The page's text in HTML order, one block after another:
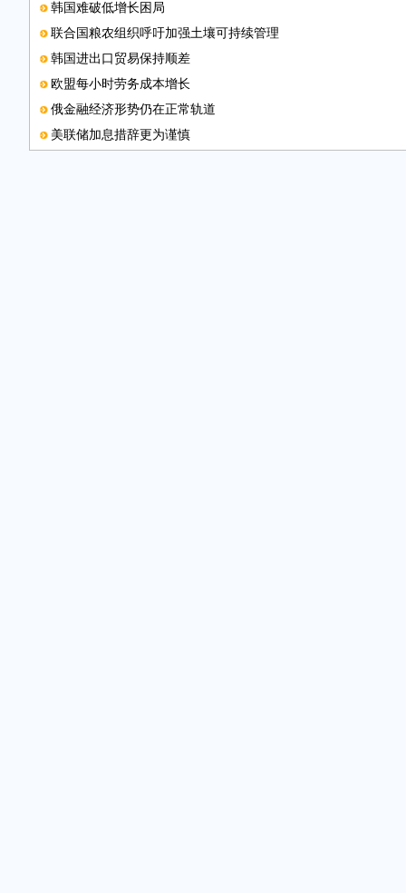
韩国难破低增长困局
联合国粮农组织呼吁加强土壤可持续管理
韩国进出口贸易保持顺差
欧盟每小时劳务成本增长
俄金融经济形势仍在正常轨道
美联储加息措辞更为谨慎